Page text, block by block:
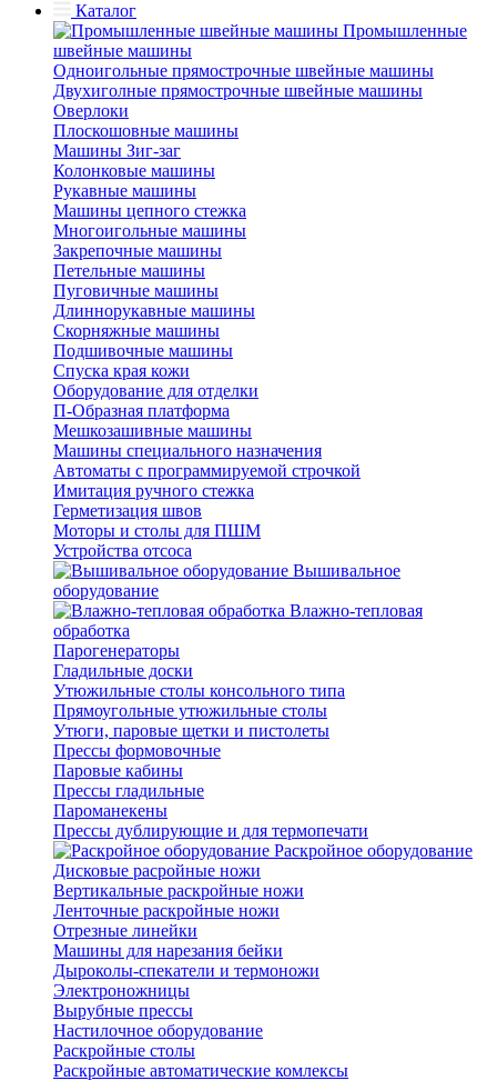
Каталог
Промышленные
швейные машины
Одноигольные прямострочные швейные машины
Двухиголные прямострочные швейные машины
Оверлоки
Плоскошовные машины
Машины Зиг-заг
Колонковые машины
Рукавные машины
Машины цепного стежка
Многоигольные машины
Закрепочные машины
Петельные машины
Пуговичные машины
Длиннорукавные машины
Скорняжные машины
Подшивочные машины
Спуска края кожи
Оборудование для отделки
П-Образная платформа
Мешкозашивные машины
Машины специального назначения
Автоматы с программируемой строчкой
Имитация ручного стежка
Герметизация швов
Моторы и столы для ПШМ
Устройства отсоса
Вышивальное
оборудование
Влажно-тепловая
обработка
Парогенераторы
Гладильные доски
Утюжильные столы консольного типа
Прямоугольные утюжильные столы
Утюги, паровые щетки и пистолеты
Прессы формовочные
Паровые кабины
Прессы гладильные
Пароманекены
Прессы дублирующие и для термопечати
Раскройное оборудование
Дисковые расройные ножи
Вертикальные раскройные ножи
Ленточные раскройные ножи
Отрезные линейки
Машины для нарезания бейки
Дыроколы-спекатели и термоножи
Электроножницы
Вырубные прессы
Настилочное оборудование
Раскройные столы
Раскройные автоматические комлексы